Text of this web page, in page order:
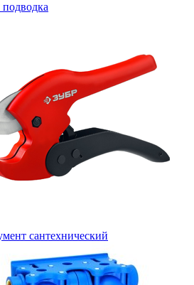
подводка
сантехнический